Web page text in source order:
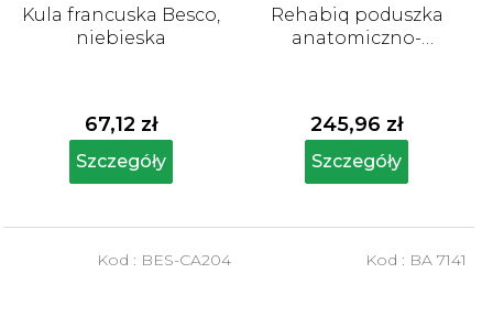
Kula francuska Besco,
niebieska
67,12 zł
Szczegóły
Rehabiq poduszka
anatomiczno-
245,96 zł
Szczegóły
Kod : BES-CA204 Kod : BA 7141